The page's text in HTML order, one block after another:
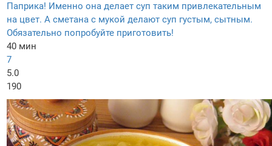
Паприка! Именно она делает суп таким привлекательным
на цвет. А сметана с мукой делают суп густым, сытным.
Обязательно попробуйте приготовить!
40 мин
7
5.0
190